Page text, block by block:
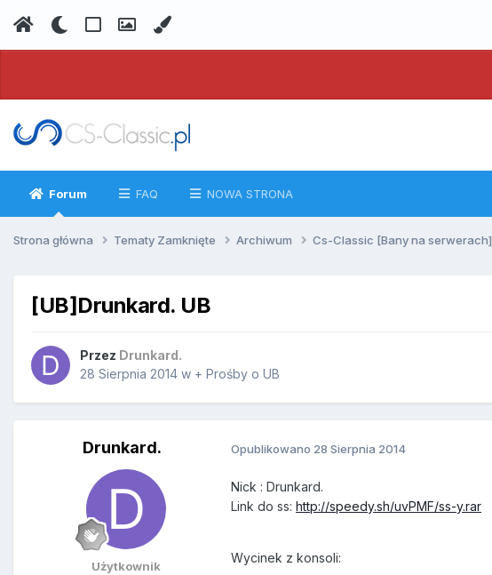
Forum FAQ NOWA STRONA
Strona główna Tematy Zamknięte Archiwum Cs-Classic [Bany na serwerach]
[UB]Drunkard. UB
Przez Drunkard.
28 Sierpnia 2014 w + Prośby o UB
Drunkard.
Użytkownik
Opublikowano 28 Sierpnia 2014
Nick : Drunkard.
Link do ss: http://speedy.sh/uvPMF/ss-y.rar
Wycinek z konsoli: